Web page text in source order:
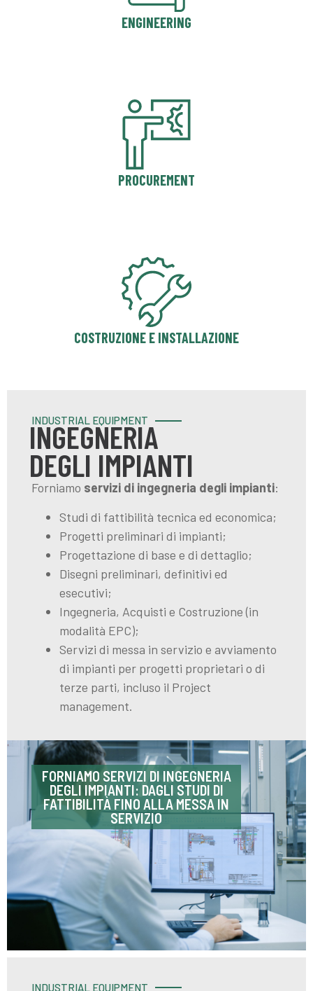
ENGINEERING
PROCUREMENT
COSTRUZIONE E INSTALLAZIONE
FORNIAMO SERVIZI DI INGEGNERIA
DEGLI IMPIANTI: DAGLI STUDI DI
FATTIBILITÀ FINO ALLA MESSA IN
SERVIZIO
INDUSTRIAL EQUIPMENT
INGEGNERIA
DEGLI IMPIANTI
Forniamo servizi di ingegneria degli impianti:
Studi di fattibilità tecnica ed economica;
Progetti preliminari di impianti;
Progettazione di base e di dettaglio;
Disegni preliminari, definitivi ed
esecutivi;
Ingegneria, Acquisti e Costruzione (in
modalità EPC);
Servizi di messa in servizio e avviamento
di impianti per progetti proprietari o di
terze parti, incluso il Project
management.
INDUSTRIAL EQUIPMENT